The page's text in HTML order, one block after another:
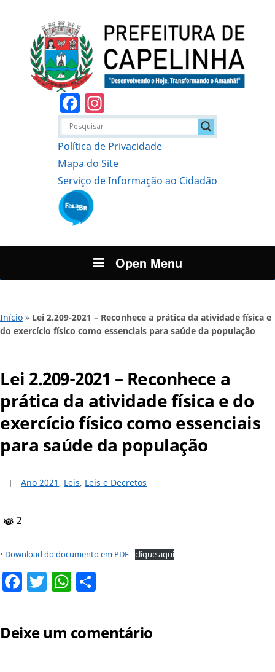
Facebook
Política de Privacidade
Mapa do Site
Serviço de Informação ao Cidadão
Open Menu
Início » Lei 2.209-2021 – Reconhece a prática da atividade física e
do exercício físico como essenciais para saúde da população
Lei 2.209-2021 – Reconhece a
prática da atividade física e do
exercício físico como essenciais
para saúde da população
Ano 2021 , Leis, Leis e Decretos
2
• Download do documento em PDF clique aqui
Facebook
TwitterWhatsApp
Deixe um comentário